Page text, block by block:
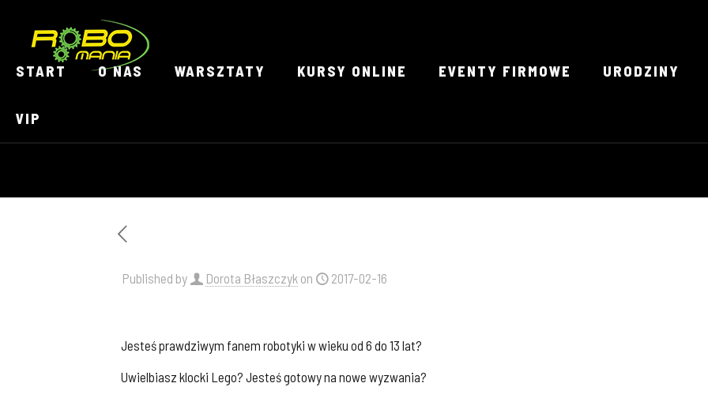
START O NAS WARSZTATY KURSY ONLINE EVENTY FIRMOWE URODZINY
VIP
Published by Dorota Błaszczyk on 2017-02-16
Jesteś prawdziwym fanem robotyki w wieku od 6 do 13 lat?
Uwielbiasz klocki Lego? Jesteś gotowy na nowe wyzwania?